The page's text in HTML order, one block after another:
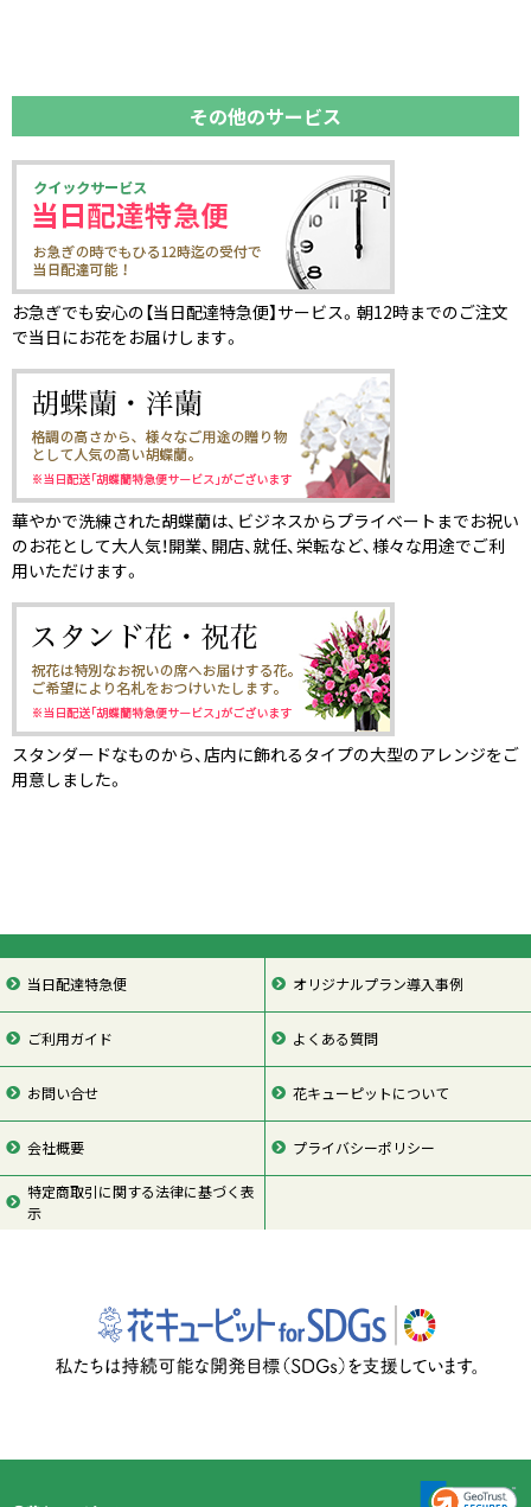
その他のサービス
お急ぎでも安心の【当日配達特急便】サービス。朝12時までのご注文
で当日にお花をお届けします。
華やかで洗練された胡蝶蘭は、ビジネスからプライベートまでお祝い
のお花として大人気！開業、開店、就任、栄転など、様々な用途でご利
用いただけます。
スタンダードなものから、店内に飾れるタイプの大型のアレンジをご
用意しました。
当日配達特急便 オリジナルプラン導入事例
ご利用ガイド よくある質問
お問い合せ 花キューピットについて
会社概要 プライバシーポリシー
特定商取引に関する法律に基づく表
示
ページの先頭